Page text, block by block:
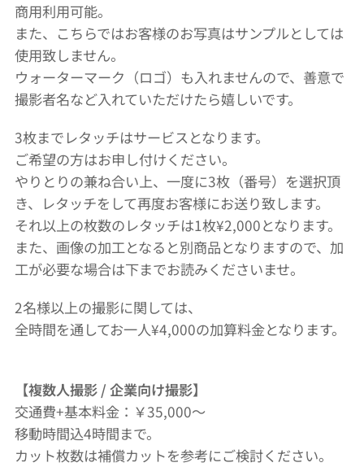
商用利用可能。
また、こちらではお客様のお写真はサンプルとしては
使用致しません。
ウォーターマーク（ロゴ）も入れませんので、善意で
撮影者名など入れていただけたら嬉しいです。
3枚までレタッチはサービスとなります。
ご希望の方はお申し付けください。
やりとりの兼ね合い上、一度に3枚（番号）を選択頂
き、レタッチをして再度お客様にお送り致します。
それ以上の枚数のレタッチは1枚¥2,000となります。
また、画像の加工となると別商品となりますので、加
工が必要な場合は下までお読みくださいませ。
2名様以上の撮影に関しては、
全時間を通してお一人¥4,000の加算料金となります。
【複数人撮影 / 企業向け撮影】
交通費+基本料金：￥35,000～
移動時間込4時間まで。
カット枚数は補償カットを参考にご検討ください。